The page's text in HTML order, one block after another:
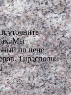
уточните
Мы
по цене
Тирасполь: